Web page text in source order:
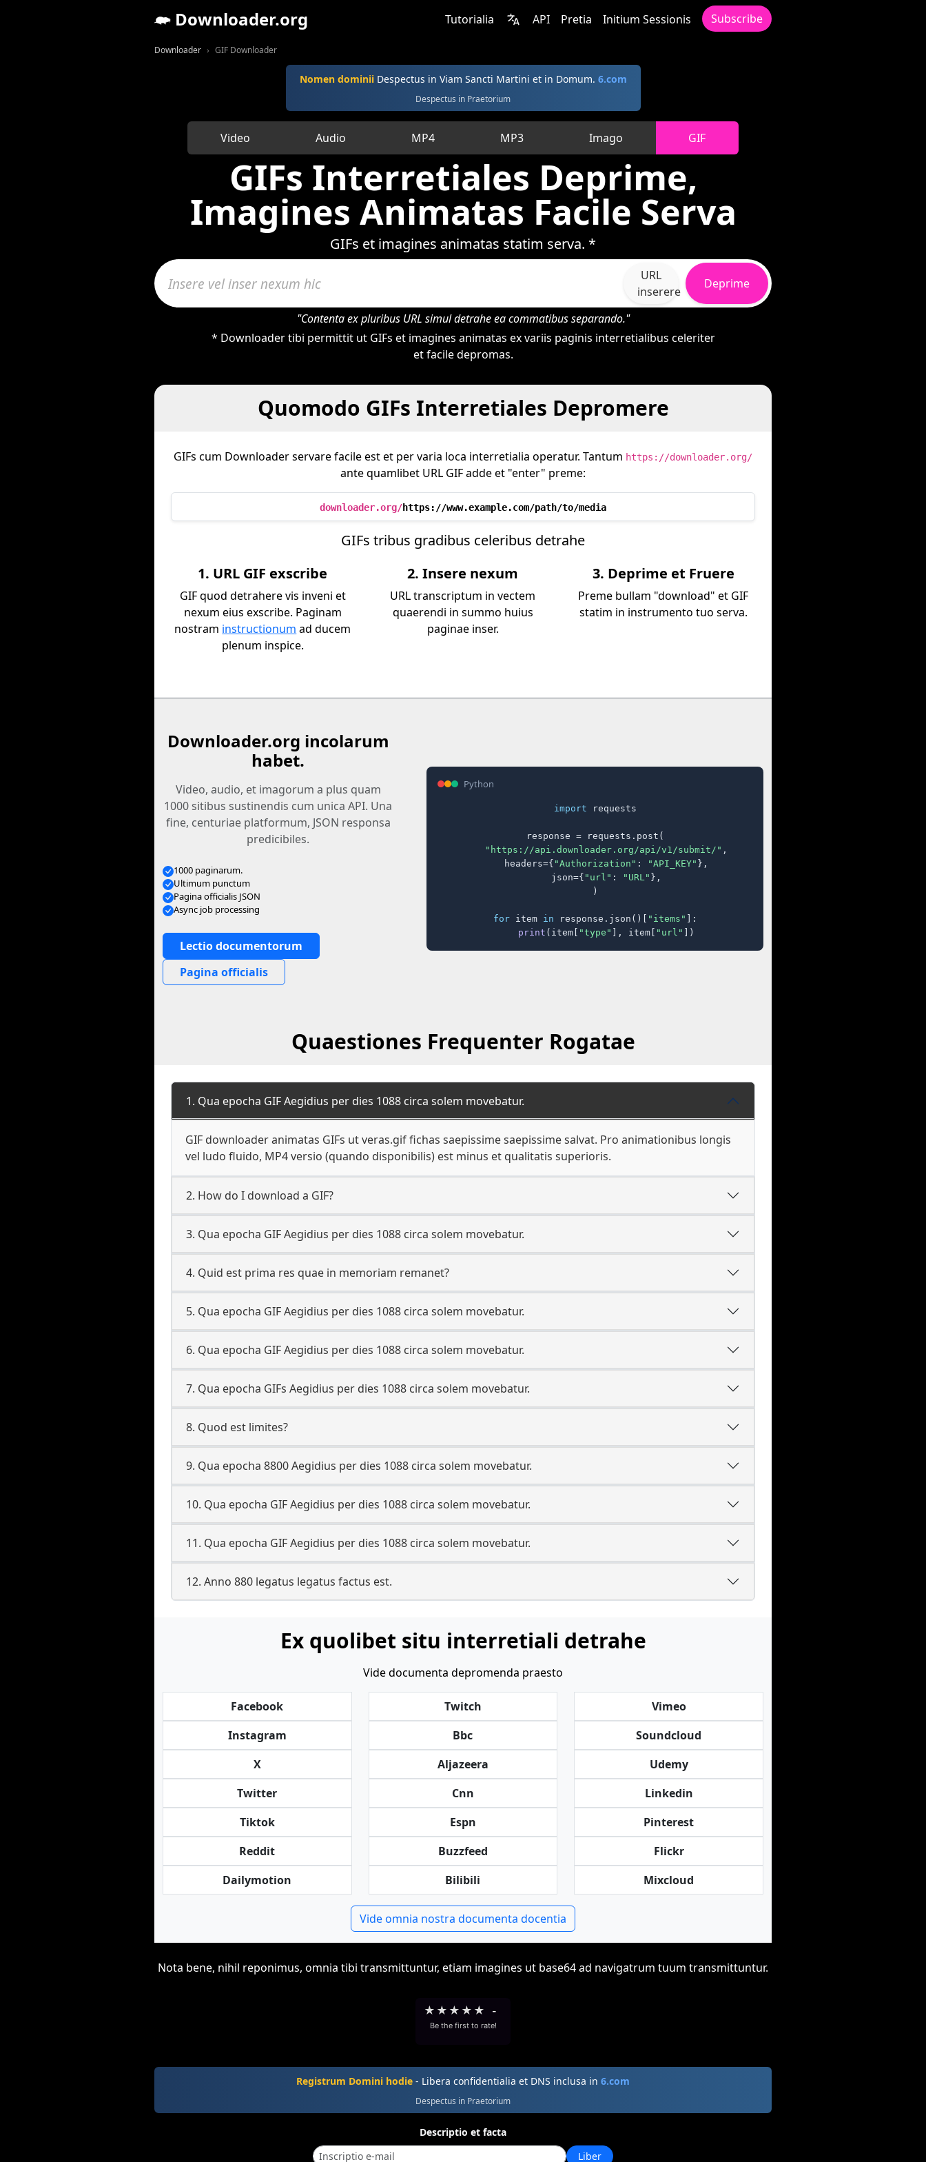
Downloader.org Tutorialia API Pretia Initium Sessionis Subscribe
Downloader GIF Downloader
Nomen dominiiDespectus in Viam Sancti Martini et in Domum. 6.com
Despectus in Praetorium
Video Audio MP4 MP3 Imago GIF
GIFs Interretiales Deprime,
Imagines Animatas Facile Serva
GIFs et imagines animatas statim serva. *
URL
inserere
Deprime
"Contenta ex pluribus URL simul detrahe ea commatibus separando."
* Downloader tibi permittit ut GIFs et imagines animatas ex variis paginis interretialibus celeriter
et facile depromas.
Quomodo GIFs Interretiales Depromere
GIFs cum Downloader servare facile est et per varia loca interretialia operatur. Tantum https://downloader.org/
ante quamlibet URL GIF adde et "enter" preme:
downloader.org/https://www.example.com/path/to/media
GIFs tribus gradibus celeribus detrahe
1. URL GIF exscribe
GIF quod detrahere vis inveni et
nexum eius exscribe. Paginam
nostram instructionum ad ducem
plenum inspice.
2. Insere nexum
URL transcriptum in vectem
quaerendi in summo huius
paginae inser.
3. Deprime et Fruere
Preme bullam "download" et GIF
statim in instrumento tuo serva.
Downloader.org incolarum
habet.
Video, audio, et imagorum a plus quam
1000 sitibus sustinendis cum unica API. Una
fine, centuriae platformum, JSON responsa
predicibiles.
1000 paginarum.
Ultimum punctum
Pagina officialis JSON
Async job processing
Lectio documentorum
Pagina officialis
Python
import requests
response = requests.post(
"https://api.downloader.org/api/v1/submit/" ,
    headers={
"Authorization" : "API_KEY" },
    json={
"url" : "URL" },
)
for item in response.json()[ "items" ]:
print (item[ "type" ], item[ "url" ])
Quaestiones Frequenter Rogatae
1. Qua epocha GIF Aegidius per dies 1088 circa solem movebatur.
GIF downloader animatas GIFs ut veras.gif fichas saepissime saepissime salvat. Pro animationibus longis
vel ludo fluido, MP4 versio (quando disponibilis) est minus et qualitatis superioris.
2. How do I download a GIF?
3. Qua epocha GIF Aegidius per dies 1088 circa solem movebatur.
4. Quid est prima res quae in memoriam remanet?
5. Qua epocha GIF Aegidius per dies 1088 circa solem movebatur.
6. Qua epocha GIF Aegidius per dies 1088 circa solem movebatur.
7. Qua epocha GIFs Aegidius per dies 1088 circa solem movebatur.
8. Quod est limites?
9. Qua epocha 8800 Aegidius per dies 1088 circa solem movebatur.
10. Qua epocha GIF Aegidius per dies 1088 circa solem movebatur.
11. Qua epocha GIF Aegidius per dies 1088 circa solem movebatur.
12. Anno 880 legatus legatus factus est.
Ex quolibet situ interretiali detrahe
Vide documenta depromenda praesto
Facebook
Instagram
X
Twitter
Tiktok
Reddit
Dailymotion
Twitch
Bbc
Aljazeera
Cnn
Espn
Buzzfeed
Bilibili
Vimeo
Soundcloud
Udemy
Linkedin
Pinterest
Flickr
Mixcloud
Vide omnia nostra documenta docentia
Nota bene, nihil reponimus, omnia tibi transmittuntur, etiam imagines ut base64 ad navigatrum tuum transmittuntur.
★ ★ ★ ★ ★ -
Be the first to rate!
Registrum Domini hodie - Libera confidentialia et DNS inclusa in 6.com
Despectus in Praetorium
Descriptio et facta
Liber